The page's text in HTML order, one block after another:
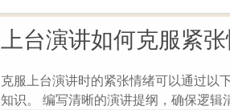
上台演讲如何克服紧
克服上台演讲时的紧张情绪可以通过以
知识。 编写清晰的演讲提纲，确保逻辑